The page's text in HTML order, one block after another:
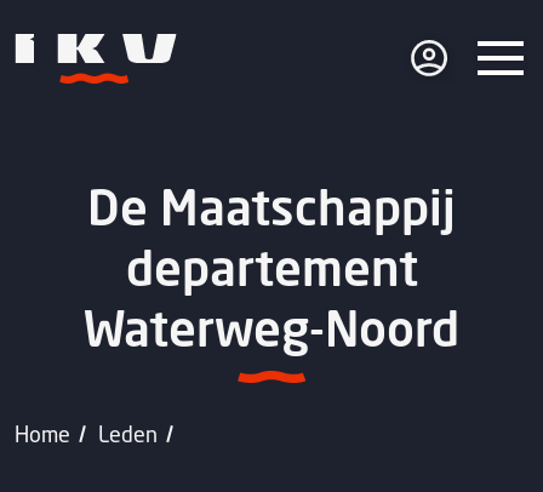
De Maatschappij
departement
Waterweg-Noord
Home Leden